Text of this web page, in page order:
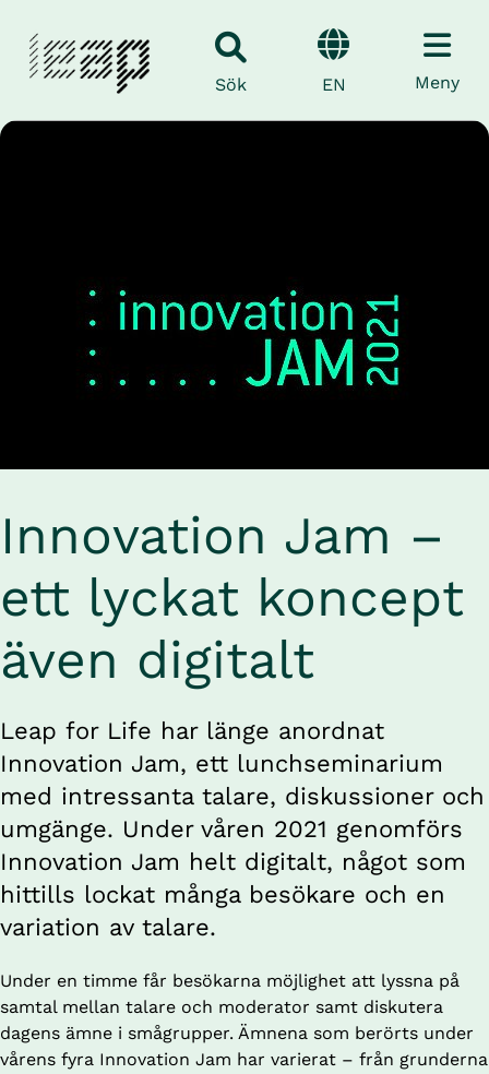
Sök EN Meny
Innovation Jam –
ett lyckat koncept
även digitalt
Leap for Life har länge anordnat
Innovation Jam, ett lunchseminarium
med intressanta talare, diskussioner och
umgänge. Under våren 2021 genomförs
Innovation Jam helt digitalt, något som
hittills lockat många besökare och en
variation av talare.
Under en timme får besökarna möjlighet att lyssna på
samtal mellan talare och moderator samt diskutera
dagens ämne i smågrupper. Ämnena som berörts under
vårens fyra Innovation Jam har varierat – från grunderna